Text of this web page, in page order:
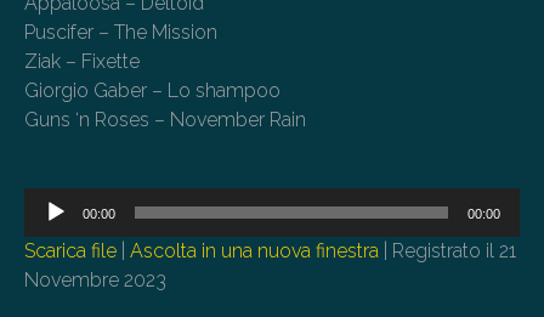
Puscifer – The Mission
Ziak – Fixette
Giorgio Gaber – Lo shampoo
Guns ‘n Roses – November Rain
Audio
00:00 00:00
Scarica file Ascolta in una nuova finestra
Registrato il 21
Novembre 2023